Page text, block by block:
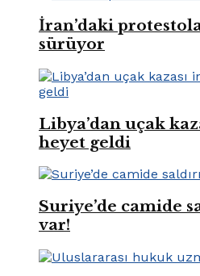
İran’daki
sürüyor
Libya’dan uçak
heyet geldi
Suriye’de camide
var!